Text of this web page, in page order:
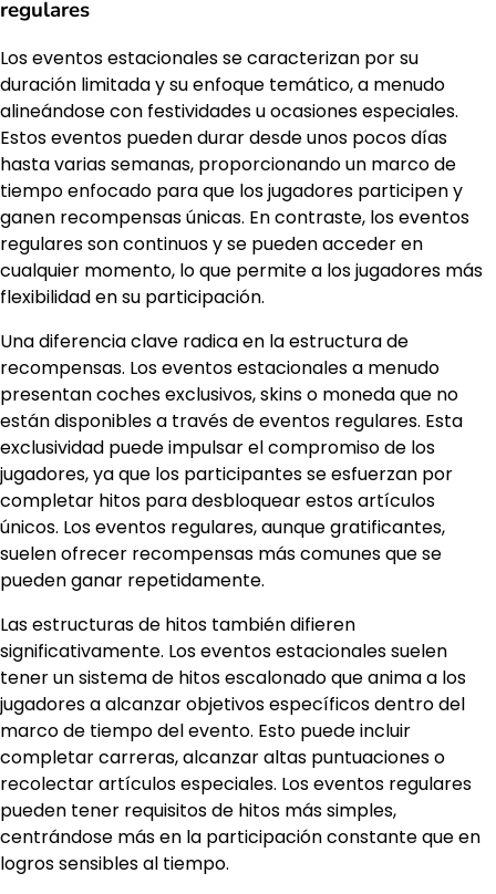
regulares
Los eventos estacionales se caracterizan por su
duración limitada y su enfoque temático, a menudo
alineándose con festividades u ocasiones especiales.
Estos eventos pueden durar desde unos pocos días
hasta varias semanas, proporcionando un marco de
tiempo enfocado para que los jugadores participen y
ganen recompensas únicas. En contraste, los eventos
regulares son continuos y se pueden acceder en
cualquier momento, lo que permite a los jugadores más
flexibilidad en su participación.
Una diferencia clave radica en la estructura de
recompensas. Los eventos estacionales a menudo
presentan coches exclusivos, skins o moneda que no
están disponibles a través de eventos regulares. Esta
exclusividad puede impulsar el compromiso de los
jugadores, ya que los participantes se esfuerzan por
completar hitos para desbloquear estos artículos
únicos. Los eventos regulares, aunque gratificantes,
suelen ofrecer recompensas más comunes que se
pueden ganar repetidamente.
Las estructuras de hitos también difieren
significativamente. Los eventos estacionales suelen
tener un sistema de hitos escalonado que anima a los
jugadores a alcanzar objetivos específicos dentro del
marco de tiempo del evento. Esto puede incluir
completar carreras, alcanzar altas puntuaciones o
recolectar artículos especiales. Los eventos regulares
pueden tener requisitos de hitos más simples,
centrándose más en la participación constante que en
logros sensibles al tiempo.